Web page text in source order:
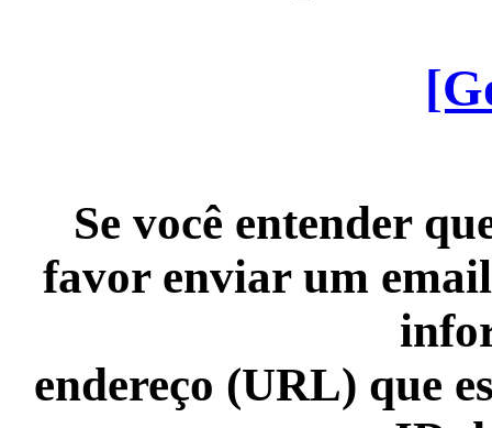
Se você entender
favor enviar um
endereço (URL) que